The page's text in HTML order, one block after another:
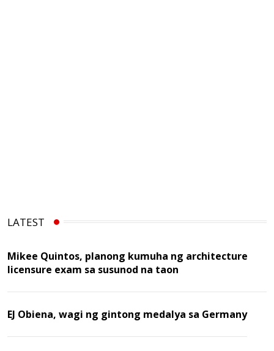
LATEST
Mikee Quintos, planong kumuha ng architecture
licensure exam sa susunod na taon
EJ Obiena, wagi ng gintong medalya sa Germany